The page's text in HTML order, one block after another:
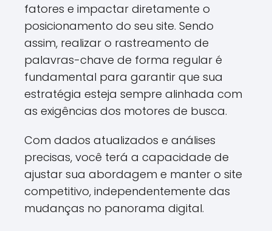
fatores e impactar diretamente o
posicionamento do seu site. Sendo
assim, realizar o rastreamento de
palavras-chave de forma regular é
fundamental para garantir que sua
estratégia esteja sempre alinhada com
as exigências dos motores de busca.
Com dados atualizados e análises
precisas, você terá a capacidade de
ajustar sua abordagem e manter o site
competitivo, independentemente das
mudanças no panorama digital.